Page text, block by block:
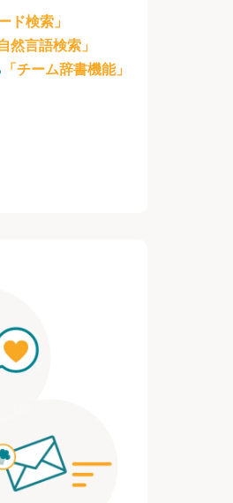
ド検索」
然言語検索」
「チーム辞書機能」